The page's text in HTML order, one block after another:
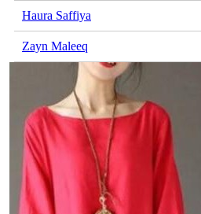
Haura Saffiya
Zayn Maleeq